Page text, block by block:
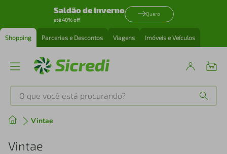
Saldão de inverno
até 40% off
Quero
Shopping Parcerias e Descontos Viagens Imóveis e Veículos
O que você está procurando?
Vintae
Vintae
Produtos mais buscados
1